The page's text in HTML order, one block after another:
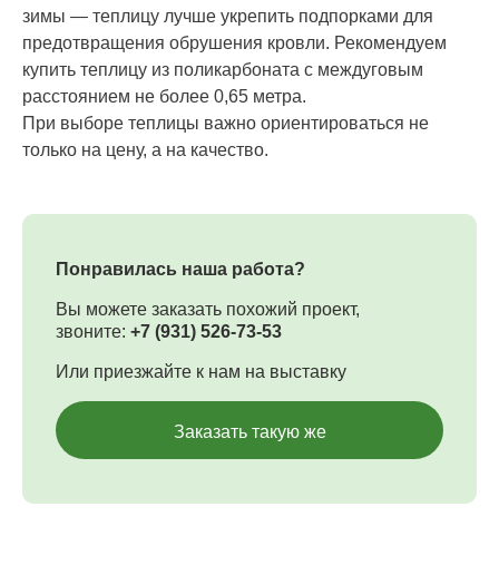
зимы — теплицу лучше укрепить подпорками для
предотвращения обрушения кровли. Рекомендуем
купить теплицу из поликарбоната с междуговым
расстоянием не более 0,65 метра.
При выборе теплицы важно ориентироваться не
только на цену, а на качество.
Понравилась наша работа?
Вы можете заказать похожий проект,
звоните: +7 (931) 526-73-53
Или приезжайте к нам на выставку
Заказать такую же